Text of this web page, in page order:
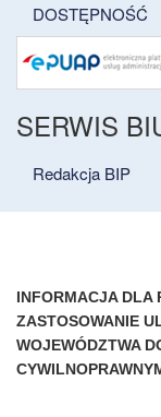
DOSTĘPNOŚĆ
SERWIS
Redakcja BIP
INFORMACJA DLA
ZASTOSOWANIE
WOJEWÓDZTWA